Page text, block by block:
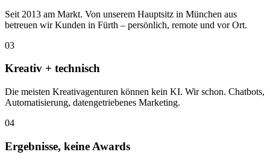
Seit 2013 am Markt. Von unserem Hauptsitz in München aus
betreuen wir Kunden in Fürth – persönlich, remote und vor Ort.
03
Kreativ + technisch
Die meisten Kreativagenturen können kein KI. Wir schon. Chatbots,
Automatisierung, datengetriebenes Marketing.
04
Ergebnisse, keine Awards